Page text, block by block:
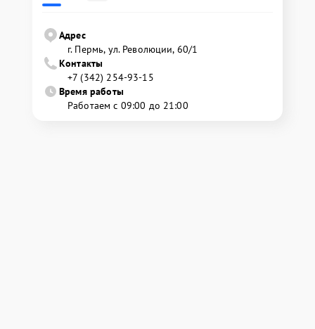
Адрес
г. Пермь, ул. ​Революции, 60/1
Контакты
+7 (342) 254-93-15
Время работы
Работаем с 09:00 до 21:00